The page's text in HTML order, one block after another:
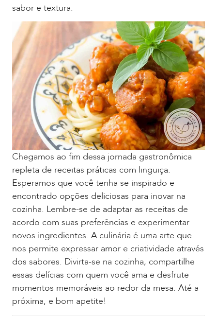
sabor e textura.
Chegamos ao fim dessa jornada gastronômica
repleta de receitas práticas com linguiça.
Esperamos que você tenha se inspirado e
encontrado opções deliciosas para inovar na
cozinha. Lembre-se de adaptar as receitas de
acordo com suas preferências e experimentar
novos ingredientes. A culinária é uma arte que
nos permite expressar amor e criatividade através
dos sabores. Divirta-se na cozinha, compartilhe
essas delícias com quem você ama e desfrute
momentos memoráveis ao redor da mesa. Até a
próxima, e bom apetite!